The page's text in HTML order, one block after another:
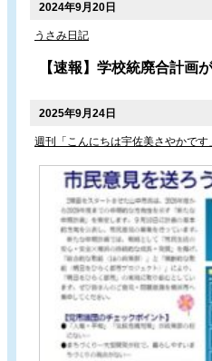
2024年9月20日
うさみ日記
【速報】学校統廃合計画
2025年9月24日
週刊「こんにちは宇佐美さやかです」